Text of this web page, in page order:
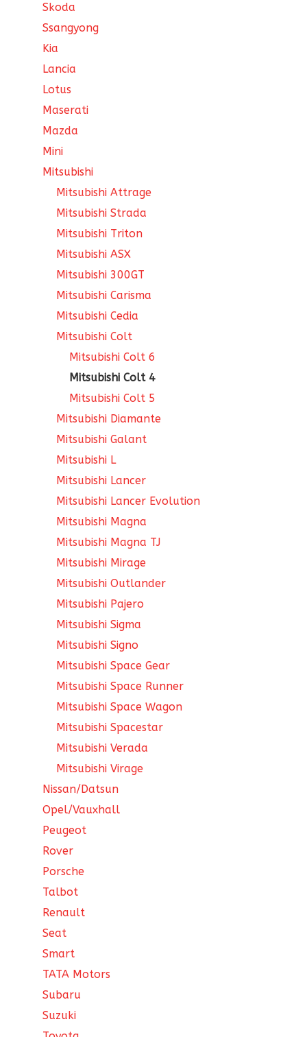
Skoda
Ssangyong
Kia
Lancia
Lotus
Maserati
Mazda
Mini
Mitsubishi
Mitsubishi Attrage
Mitsubishi Strada
Mitsubishi Triton
Mitsubishi ASX
Mitsubishi 300GT
Mitsubishi Carisma
Mitsubishi Cedia
Mitsubishi Colt
Mitsubishi Colt 6
Mitsubishi Colt 4
Mitsubishi Colt 5
Mitsubishi Diamante
Mitsubishi Galant
Mitsubishi L
Mitsubishi Lancer
Mitsubishi Lancer Evolution
Mitsubishi Magna
Mitsubishi Magna TJ
Mitsubishi Mirage
Mitsubishi Outlander
Mitsubishi Pajero
Mitsubishi Sigma
Mitsubishi Signo
Mitsubishi Space Gear
Mitsubishi Space Runner
Mitsubishi Space Wagon
Mitsubishi Spacestar
Mitsubishi Verada
Mitsubishi Virage
Nissan/Datsun
Opel/Vauxhall
Peugeot
Rover
Porsche
Talbot
Renault
Seat
Smart
TATA Motors
Subaru
Suzuki